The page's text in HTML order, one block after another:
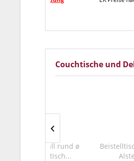
Couchtische und
Beistelltisch Metall
Alster 40x45x40...